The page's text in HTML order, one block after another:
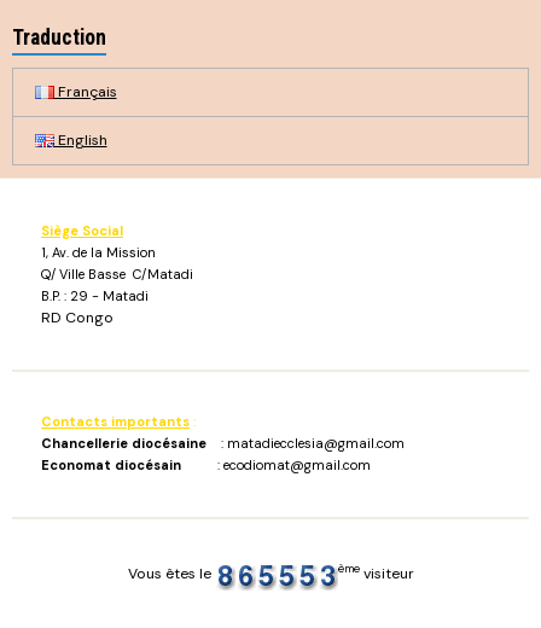
Traduction
Français
English
Siège Social
1, Av. de la Mission
Q/ Ville Basse C/Matadi
B.P. : 29 - Matadi
RD Congo
Contacts importants :
Chancellerie diocésaine : matadiecclesia@gmail.com
Economat diocésain : ecodiomat@gmail.com
Vous êtes le èmevisiteur